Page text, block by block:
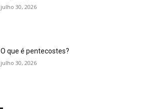
julho 30, 2026
O que é pentecostes?
julho 30, 2026